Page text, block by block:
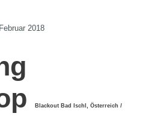
2018
Blackout Bad Ischl, Österreich /